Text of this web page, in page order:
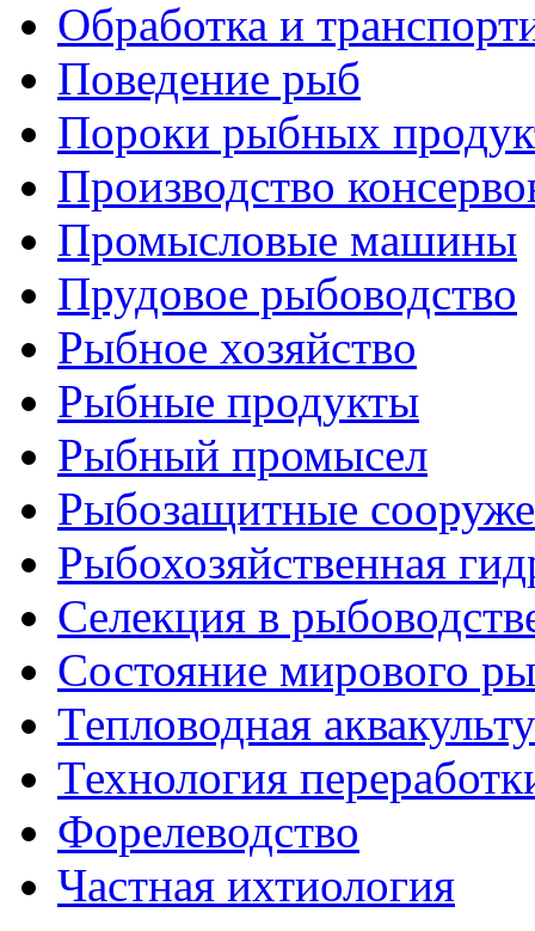
Обработка и
Поведение рыб
Пороки рыбных
Производство
Промысловые машины
Прудовое рыбоводство
Рыбное хозяйство
Рыбные продукты
Рыбный промысел
Рыбозащитные
Рыбохозяйственная
Селекция в
Состояние мирового
Тепловодная
Технология
Форелеводство
Частная ихтиология